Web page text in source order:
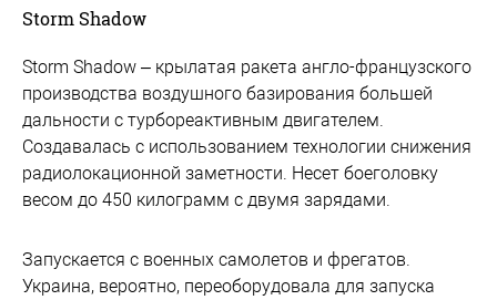
Storm Shadow
Storm Shadow – крылатая ракета англо-французского
производства воздушного базирования большей
дальности с турбореактивным двигателем.
Создавалась с использованием технологии снижения
радиолокационной заметности. Несет боеголовку
весом до 450 килограмм с двумя зарядами.
Запускается с военных самолетов и фрегатов.
Украина, вероятно, переоборудовала для запуска